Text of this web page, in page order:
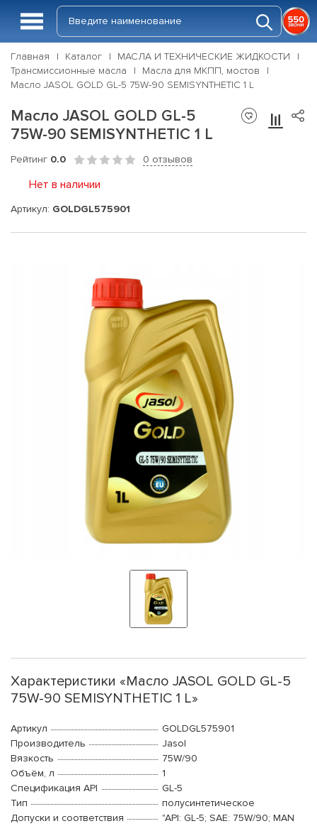
Главная Каталог
МАСЛА И ТЕХНИЧЕСКИЕ ЖИДКОСТИ
Трансмиссионные масла
Масла для МКПП, мостов
Масло JASOL GOLD GL-5 75W-90 SEMISYNTHETIC 1 L
Масло JASOL GOLD GL-5
75W-90 SEMISYNTHETIC 1 L
Рейтинг 0.0 0 отзывов
Нет в наличии
Артикул: GOLDGL575901
Характеристики «Масло JASOL GOLD GL-5
75W-90 SEMISYNTHETIC 1 L»
Артикул
GOLDGL575901
Производитель
Jasol
Вязкость
75W/90
Объём, л
1
Спецификация API
GL-5
Тип
полусинтетическое
Допуски и соответствия
"API: GL-5; SAE: 75W/90; MAN